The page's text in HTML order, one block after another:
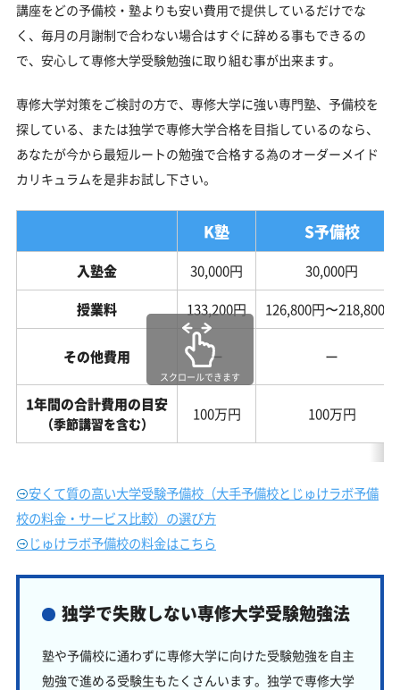
講座をどの予備校・塾よりも安い費用で提供しているだけでな
く、毎月の月謝制で合わない場合はすぐに辞める事もできるの
で、安心して専修大学受験勉強に取り組む事が出来ます。
専修大学対策をご検討の方で、専修大学に強い専門塾、予備校を
探している、または独学で専修大学合格を目指しているのなら、
あなたが今から最短ルートの勉強で合格する為のオーダーメイド
カリキュラムを是非お試し下さい。
K塾 S予備校
入塾金 30,000円
30,000円
授業料
133,200円 126,800円〜218,800円
その他費用 ー ー
1年間の合計費用の目安
（季節講習を含む） 100万円 100万円
スクロールできます
安くて質の高い大学受験予備校（大手予備校とじゅけラボ予備
校の料金・サービス比較）の選び方
じゅけラボ予備校の料金はこちら
独学で失敗しない専修大学受験勉強法
塾や予備校に通わずに専修大学に向けた受験勉強を自主
勉強で進める受験生もたくさんいます。独学で専修大学